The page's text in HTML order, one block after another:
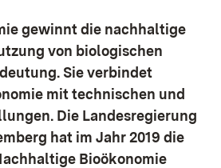
gewinnt die nachhaltige
von biologischen
Sie verbindet
mit technischen und
Die Landesregierung
hat im Jahr 2019 die
Bioökonomie